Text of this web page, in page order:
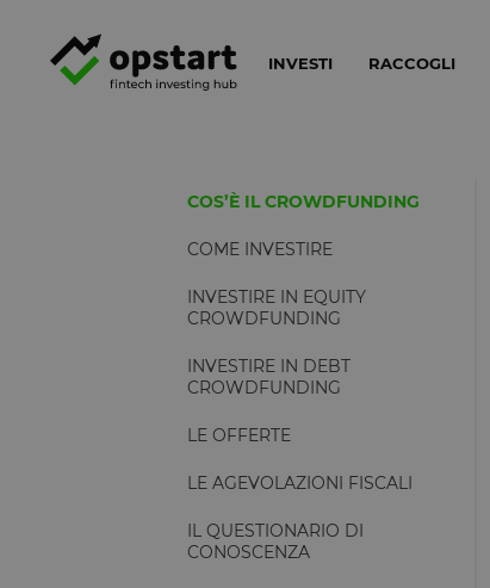
INVESTI RACCOGLI
COS’È IL CROWDFUNDING
COME INVESTIRE
INVESTIRE IN EQUITY
CROWDFUNDING
INVESTIRE IN DEBT
CROWDFUNDING
LE OFFERTE
LE AGEVOLAZIONI FISCALI
IL QUESTIONARIO DI
CONOSCENZA